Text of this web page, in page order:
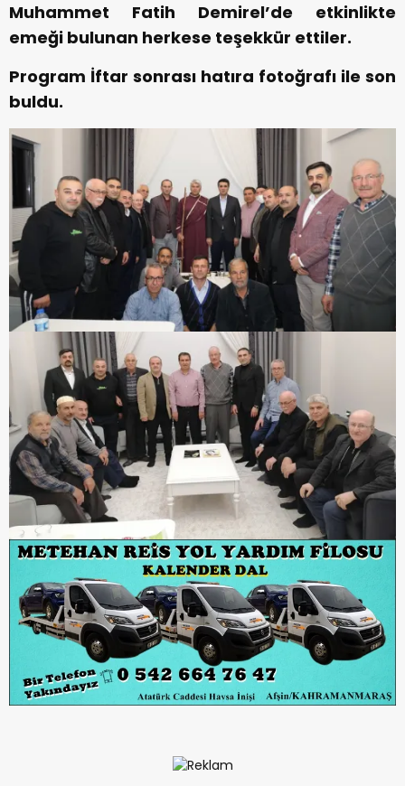
Muhammet Fatih Demirel’de etkinlikte
emeği bulunan herkese teşekkür ettiler.
Program İftar sonrası hatıra fotoğrafı ile son
buldu.